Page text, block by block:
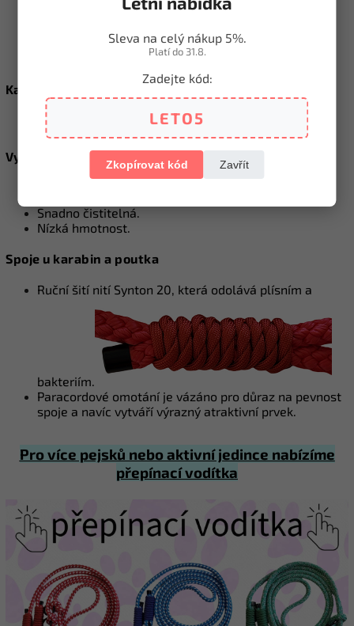
O materiálu a produktu jako takovém
Karabina a ostatní kování
Vyrobená z odolné zinkoslitiny - více o zinkoslitině v
našem
Vysoce nosná lana z polypropylenu
Zaručují pevnost a odolnost proti tahovým silám.
Snadno čistitelná.
Nízká hmotnost.
Spoje u karabin a poutka
Ruční šití nití Synton 20, která odolává plísním a
bakteriím.
Paracordové omotání je vázáno pro důraz na pevnost
spoje a navíc vytváří výrazný atraktivní prvek.
Pro více pejsků nebo aktivní jedince nabízíme
přepínací vodítka
Sleva na celý nákup 5%.
Platí do 31.8.
Zadejte kód:
LETO5
Zkopírovat kód Zavřít